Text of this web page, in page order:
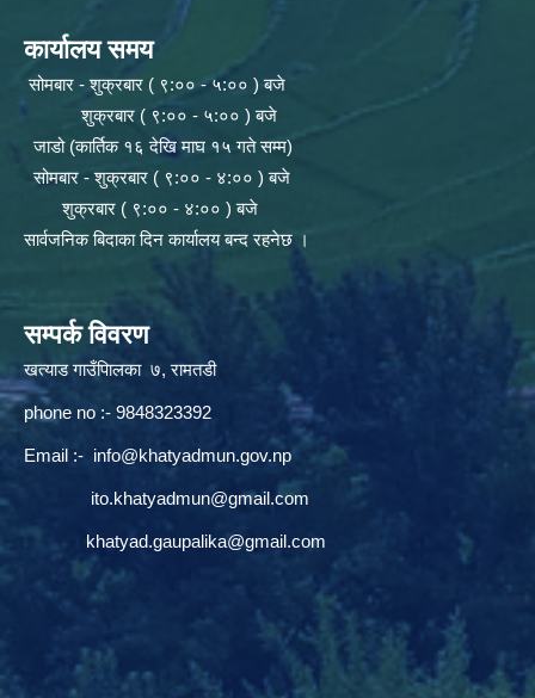
कार्यालय समय
सोमबार - शुक्रबार ( ९:०० - ५:०० ) बजे
शुक्रबार ( ९:०० - ५:०० ) बजे
जाडो (कार्तिक १६ देखि माघ १५ गते सम्म)
सोमबार - शुक्रबार ( ९:०० - ४:०० ) बजे
शुक्रबार ( ९:०० - ४:०० ) बजे
सार्वजनिक बिदाका दिन कार्यालय बन्द रहनेछ ।
सम्पर्क विवरण
खत्याड गाउँपािलका ७, रामतडी
phone no :- 9848323392
Email :- info@khatyadmun.gov.np
ito.khatyadmun@gmail.com
khatyad.gaupalika@gmail.com